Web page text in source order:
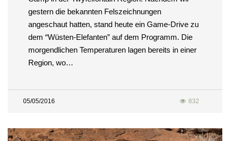
gestern die bekannten Felszeichnungen
angeschaut hatten, stand heute ein Game-Drive zu
dem “Wüsten-Elefanten” auf dem Programm. Die
morgendlichen Temperaturen lagen bereits in einer
Region, wo…
05/05/2016 832